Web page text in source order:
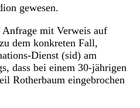
gewesen.
mit Verweis auf
dem konkreten Fall,
Dienst (sid) am
dass bei einem 30-jährigen
Rotherbaum eingebrochen